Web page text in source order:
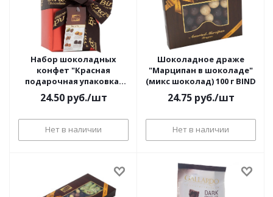
Набор шоколадных
конфет "Красная
подарочная упаковка"
110 г BIND
24.50руб./шт
Нет в наличии
Шоколадное драже
"Марципан в шоколаде"
(микс шоколад) 100 г BIND
24.75руб./шт
Нет в наличии